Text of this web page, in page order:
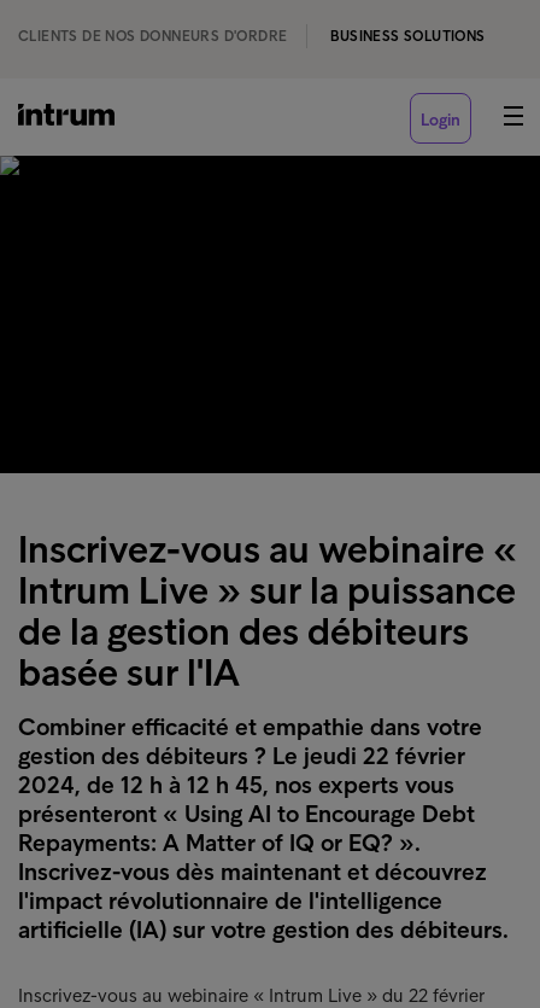
CLIENTS DE NOS DONNEURS D'ORDRE BUSINESS SOLUTIONS
Login
Inscrivez-vous au webinaire «
Intrum Live » sur la puissance
de la gestion des débiteurs
basée sur l'IA
Combiner efficacité et empathie dans votre
gestion des débiteurs ? Le jeudi 22 février
2024, de 12 h à 12 h 45, nos experts vous
présenteront « Using AI to Encourage Debt
Repayments: A Matter of IQ or EQ? ».
Inscrivez-vous dès maintenant et découvrez
l'impact révolutionnaire de l'intelligence
artificielle (IA) sur votre gestion des débiteurs.
Inscrivez-vous au webinaire « Intrum Live » du 22 février